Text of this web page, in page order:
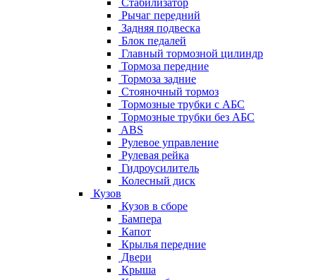
Стабилизатор
Рычаг передний
Задняя подвеска
Блок педалей
Главный тормозной цилиндр
Тормоза передние
Тормоза задние
Стояночный тормоз
Тормозные трубки с АБС
Тормозные трубки без АБС
ABS
Рулевое управление
Рулевая рейка
Гидроусилитель
Колесный диск
Кузов
Кузов в сборе
Бампера
Капот
Крылья передние
Двери
Крыша